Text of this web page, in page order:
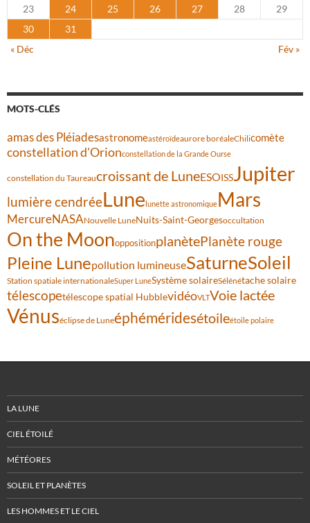
23
24 25 26 27 28
29
30
31
« Déc
Fév »
MOTS-CLÉS
amas des Pléiadesastronomeastéroïdeaurore boréaleChilicomète
constellation d'Orionconstellation de la Grande Ourse
constellation du Taureaucroissant de LuneESOISSJupiter
lumière cendréeLune lunette astronomiqueMars
MercureNASANouvelle LuneNuits-Saint-Georgesoccultation
On the MoonoppositionplanètePlanète rouge
Pleine Lunepollution lumineuseSaturneSoleil
Station spatiale internationaleSuper LuneSystème solaireSélénétache solaire
télescopetélescope spatial HubblevidéoVLTVoie lactée
Vénuséclipse de Luneéphéméridesétoileétoile polaire
LA LUNE
CIEL ÉTOILÉ
MÉTÉORES
SOLEIL ET PLANÈTES
LES HOMMES ET LE CIEL